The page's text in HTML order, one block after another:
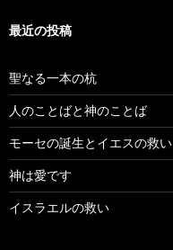
最近の投稿
聖なる一本の杭
人のことばと神のことば
モーセの誕生とイエスの救い
神は愛です
イスラエルの救い